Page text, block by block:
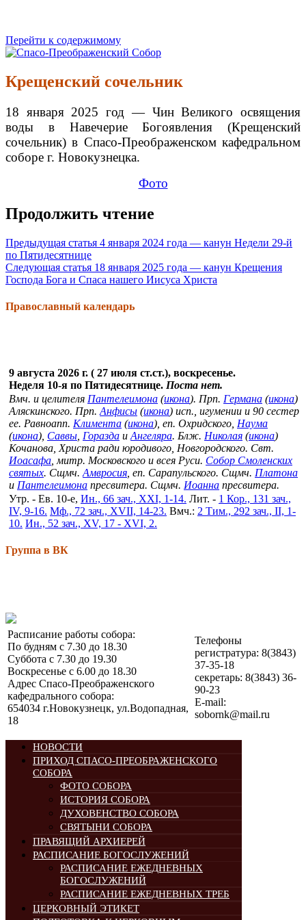
Перейти к содержимому
Спасо-Преображенский Собор
Спасо-Преображенский кафедральный Собор Новокузнецк
Крещенский сочельник
18 января 2025 год — Чин Великого освящения
воды в Навечерие Богоявления (Крещенский
сочельник) в Спасо-Преображенском кафедральном
соборе г. Новокузнецка.
Фото
Продолжить чтение
Предыдущая статья 4 января 2024 года — канун Недели 29-й
по Пятидесятнице
Следующая статья 18 января 2025 года — канун Крещения
Господа Бога и Спаса нашего Иисуса Христа
Православный календарь
9 августа 2026 г. ( 27 июля ст.ст.), воскресенье.
Неделя 10-я по Пятидесятнице. Поста нет.
Вмч. и целителя Пантелеимона (икона). Прп. Германа (икона)
Аляскинского. Прп. Анфисы (икона) исп., игумении и 90 сестер
ее. Равноапп. Климента (икона), еп. Охридского, Наума
(икона), Саввы Горазда и Ангеляра. Блж. Николая (икона)
Кочанова, Христа ради юродивого, Новгородского. Свт.
Иоасафа , митр. Московского и всея Руси. Собор Смоленских
святых. Сщмч. Амвросия , еп. Сарапульского. Сщмч. Платона
и Пантелеимона пресвитера. Сщмч. Иоанна пресвитера.
Утр. - Ев. 10-е, Ин., 66 зач., XXI, 1-14. Лит. - 1 Кор., 131 зач.,
IV, 9-16. Мф., 72 зач., XVII, 14-23. Вмч.: 2 Тим., 292 зач., II, 1-
10. Ин., 52 зач., XV, 17 - XVI, 2.
Группа в ВК
Расписание работы собора:
По будням с 7.30 до 18.30
Суббота с 7.30 до 19.30
Воскресенье с 6.00 до 18.30
Адрес Спасо-Преображенского
кафедрального собора:
654034 г.Новокузнецк, ул.Водопадная,
18
Телефоны
регистратура: 8(3843)
37-35-18
секретарь: 8(3843) 36-
90-23
E-mail:
sobornk@mail.ru
НОВОСТИ
ПРИХОД СПАСО-ПРЕОБРАЖЕНСКОГО
СОБОРА
ФОТО СОБОРА
ИСТОРИЯ СОБОРА
ДУХОВЕНСТВО СОБОРА
СВЯТЫНИ СОБОРА
ПРАВЯЩИЙ АРХИЕРЕЙ
РАСПИСАНИЕ БОГОСЛУЖЕНИЙ
РАСПИСАНИЕ ЕЖЕДНЕВНЫХ
БОГОСЛУЖЕНИЙ
РАСПИСАНИЕ ЕЖЕДНЕВНЫХ ТРЕБ
ЦЕРКОВНЫЙ ЭТИКЕТ